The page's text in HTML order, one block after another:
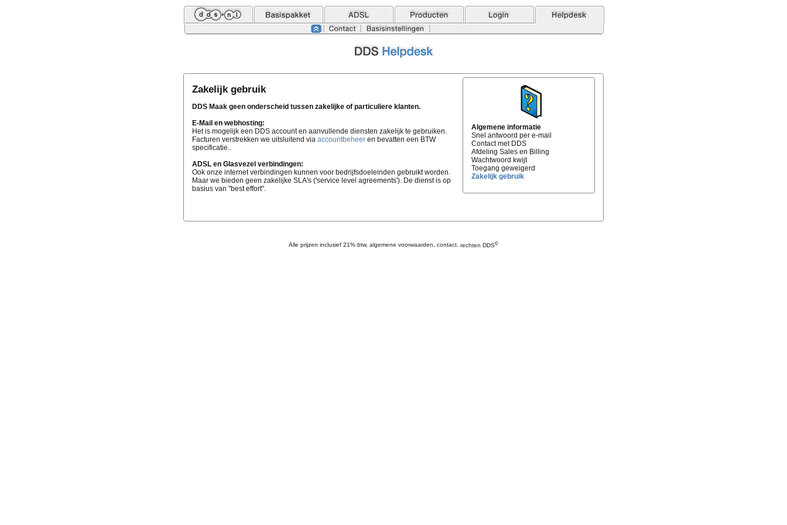
Algemene informatie
Snel antwoord per e-mail
Contact met DDS
Afdeling Sales en Billing
Wachtwoord kwijt
Toegang geweigerd
Zakelijk gebruik
Zakelijk gebruik
DDS Maak geen onderscheid tussen zakelijke of particuliere klanten.
E-Mail en webhosting:
Het is mogelijk een DDS account en aanvullende diensten zakelijk te gebruiken.
Facturen verstrekken we uitsluitend via accountbeheer en bevatten een BTW
specificatie..
ADSL en Glasvezel verbindingen:
Ook onze internet verbindingen kunnen voor bedrijfsdoeleinden gebruikt worden.
Maar we bieden geen zakelijke SLA's ('service level agreements'). De dienst is op
basius van "best effort".
Alle prijzen inclusief 21% btw, algemene voorwaarden, contact, rechten DDS©